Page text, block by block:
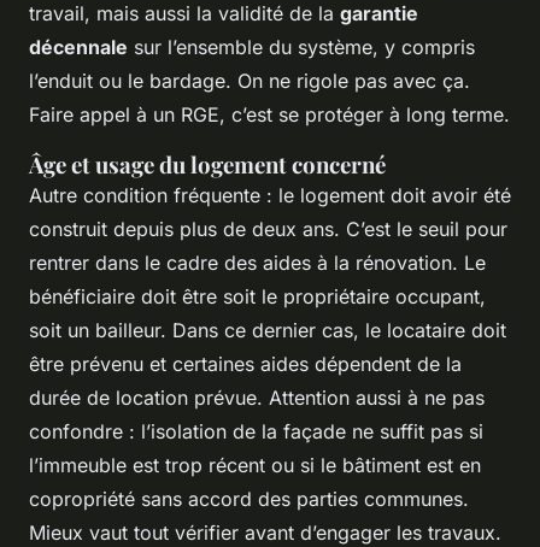
travail, mais aussi la validité de la garantie
décennale sur l’ensemble du système, y compris
l’enduit ou le bardage. On ne rigole pas avec ça.
Faire appel à un RGE, c’est se protéger à long terme.
Âge et usage du logement concerné
Autre condition fréquente : le logement doit avoir été
construit depuis plus de deux ans. C’est le seuil pour
rentrer dans le cadre des aides à la rénovation. Le
bénéficiaire doit être soit le propriétaire occupant,
soit un bailleur. Dans ce dernier cas, le locataire doit
être prévenu et certaines aides dépendent de la
durée de location prévue. Attention aussi à ne pas
confondre : l’isolation de la façade ne suffit pas si
l’immeuble est trop récent ou si le bâtiment est en
copropriété sans accord des parties communes.
Mieux vaut tout vérifier avant d’engager les travaux.